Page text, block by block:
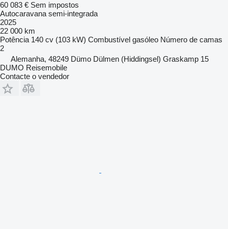
60 083 € Sem impostos
Autocaravana semi-integrada
2025
22 000 km
Potência 140 cv (103 kW) Combustível gasóleo Número de camas
2
Alemanha, 48249 Dümo Dülmen (Hiddingsel) Graskamp 15
DUMO Reisemobile
Contacte o vendedor